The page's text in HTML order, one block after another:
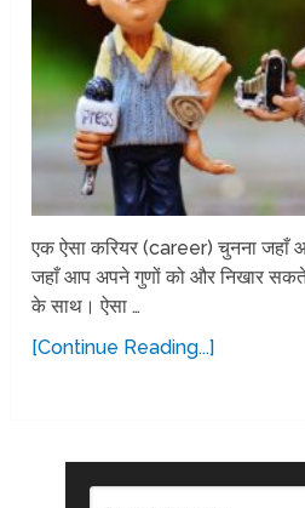
एक ऐसा करियर (career) चुनना
जहाँ आप अपने गुणों को और निखार सकते
के साथ। ऐसा …
[Continue Reading...]